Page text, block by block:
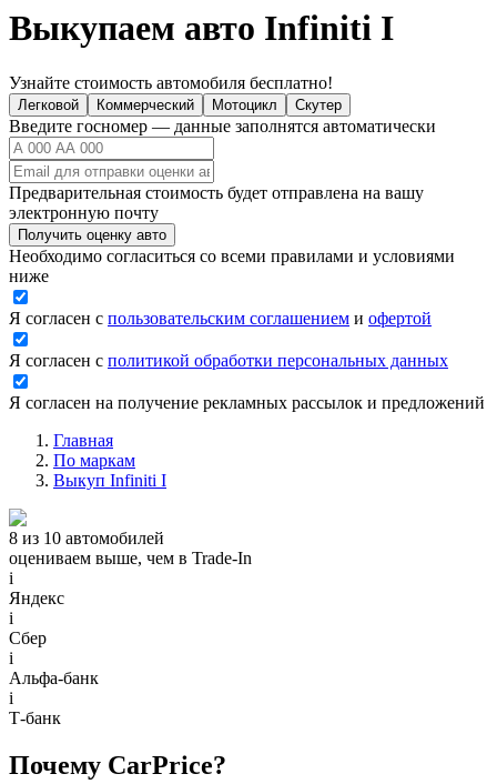
Выкупаем авто Infiniti I
Узнайте стоимость автомобиля бесплатно!
Легковой Коммерческий Мотоцикл Скутер
Введите госномер — данные заполнятся автоматически
Предварительная стоимость будет отправлена на вашу
электронную почту
Получить оценку авто
Необходимо согласиться со всеми правилами и условиями
ниже
Я согласен с пользовательским соглашением и офертой
Я согласен с политикой обработки персональных данных
Я согласен на получение рекламных рассылок и предложений
Главная
По маркам
Выкуп Infiniti I
8 из 10 автомобилей
оцениваем выше, чем в Trade‑In
i
Яндекс
i
Сбер
i
Альфа-банк
i
Т-банк
Почему CarPrice?